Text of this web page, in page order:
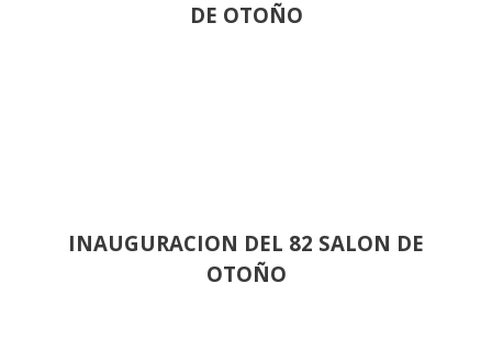
DE OTOÑO
INAUGURACION DEL 82 SALON DE
OTOÑO